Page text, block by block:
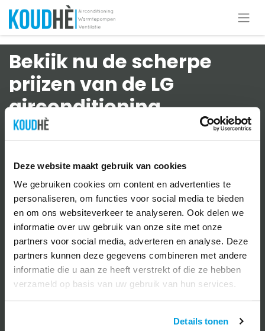
Deze website maakt gebruik van cookies
We gebruiken cookies om content en advertenties te
personaliseren, om functies voor social media te bieden
en om ons websiteverkeer te analyseren. Ook delen we
informatie over uw gebruik van onze site met onze
partners voor social media, adverteren en analyse. Deze
partners kunnen deze gegevens combineren met andere
informatie die u aan ze heeft verstrekt of die ze hebben
verzameld op basis van uw gebruik van hun services.
Details tonen
Bekijk nu de scherpe
prijzen van de LG
airconditioning.
Maximale comfort met de LG Standaard Wifi (Pro)